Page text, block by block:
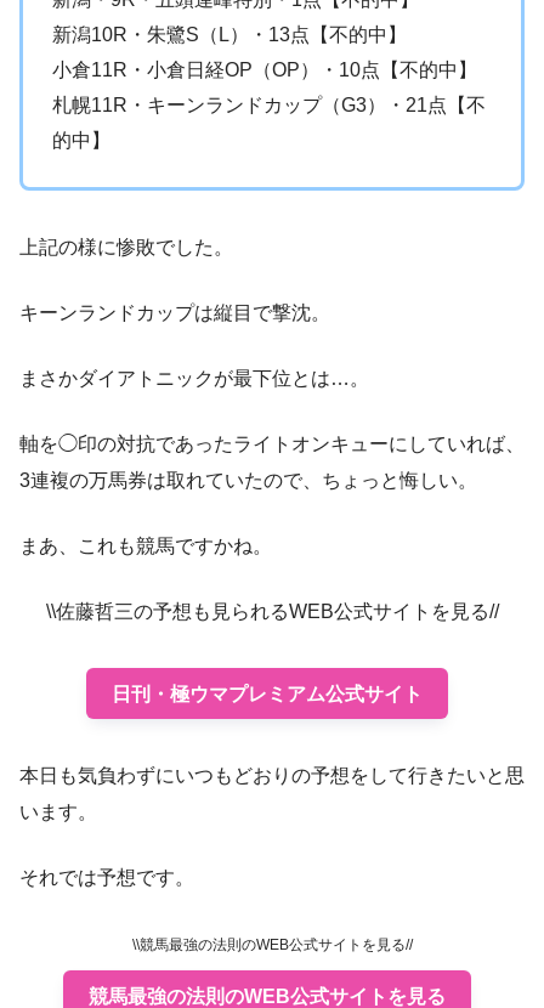
新潟10R・朱鷺S（L）・13点【不的中】
小倉11R・小倉日経OP（OP）・10点【不的中】
札幌11R・キーンランドカップ（G3）・21点【不
的中】
上記の様に惨敗でした。
キーンランドカップは縦目で撃沈。
まさかダイアトニックが最下位とは…。
軸を◯印の対抗であったライトオンキューにしていれば、
3連複の万馬券は取れていたので、ちょっと悔しい。
まあ、これも競馬ですかね。
\\佐藤哲三の予想も見られるWEB公式サイトを見る//
日刊・極ウマプレミアム公式サイト
本日も気負わずにいつもどおりの予想をして行きたいと思
います。
それでは予想です。
\\競馬最強の法則のWEB公式サイトを見る//
競馬最強の法則のWEB公式サイトを見る